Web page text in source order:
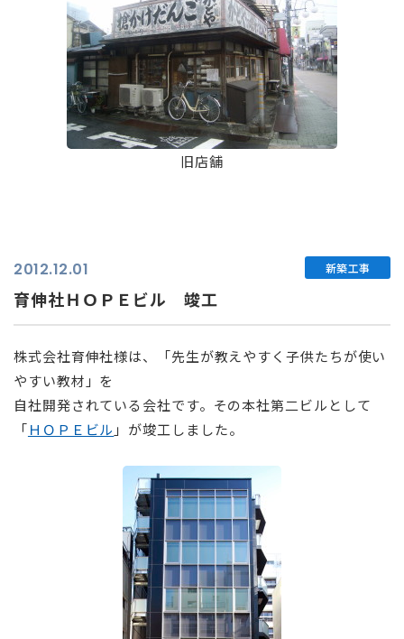
旧店舗
2012.12.01 新築工事
育伸社ＨＯＰＥビル 竣工
株式会社育伸社様は、「先生が教えやすく子供たちが使い
やすい教材」を
自社開発されている会社です。その本社第二ビルとして
「ＨＯＰＥビル 」が竣工しました。